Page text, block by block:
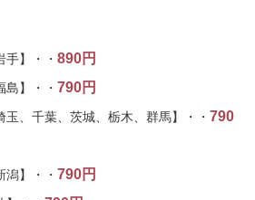
】・・ 890円
】・・ 790円
、千葉、茨城、栃木、群馬】・・ 790
潟】・・ 790円